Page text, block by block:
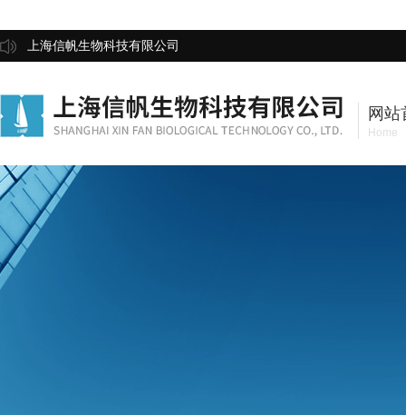
上海信帆生物科技有限公司
网站
Home